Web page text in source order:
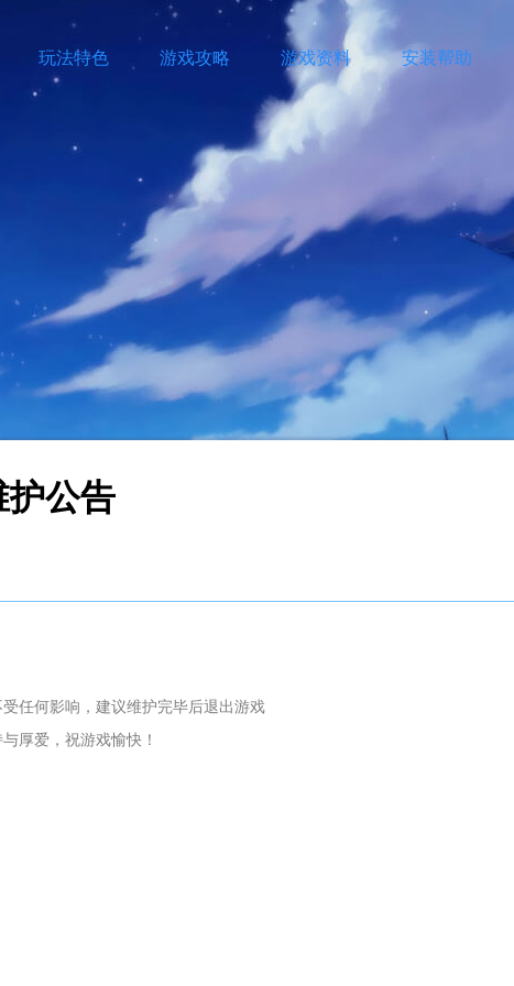
安装帮助
游戏资料
游戏攻略
玩法特色
护公告
任何影响，建议维护完毕后退出游戏
厚爱，祝游戏愉快！